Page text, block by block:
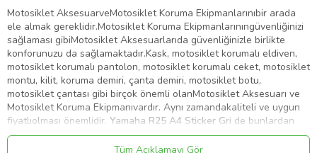
Motosiklet AksesuarveMotosiklet Koruma Ekipmanlarınıbir arada
ele almak gereklidir.Motosiklet Koruma Ekipmanlarınıngüvenliğinizi
sağlaması gibiMotosiklet Aksesuarlarıda güvenliğinizle birlikte
konforunuzu da sağlamaktadır.Kask, motosiklet korumalı eldiven,
motosiklet korumalı pantolon, motosiklet korumalı ceket, motosiklet
montu, kilit, koruma demiri, çanta demiri, motosiklet botu,
motosiklet çantası gibi birçok önemli olanMotosiklet Aksesuarı ve
Motosiklet Koruma Ekipmanıvardır. Aynı zamandakaliteli ve uygun
fiyatlıolması önemlidir. Yamaha R25 A4 Sticker Gri de bunlardan
biridir.
Tüm Açıklamayı Gör